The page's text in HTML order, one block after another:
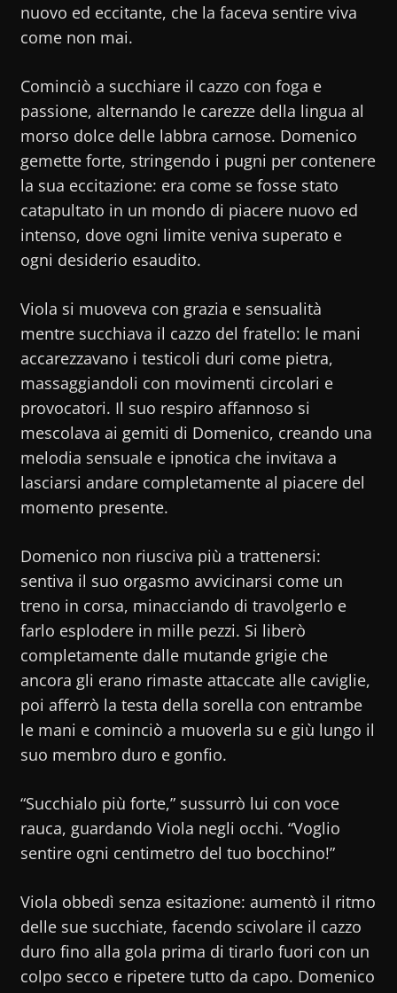
nuovo ed eccitante, che la faceva sentire viva
come non mai.
Cominciò a succhiare il cazzo con foga e
passione, alternando le carezze della lingua al
morso dolce delle labbra carnose. Domenico
gemette forte, stringendo i pugni per contenere
la sua eccitazione: era come se fosse stato
catapultato in un mondo di piacere nuovo ed
intenso, dove ogni limite veniva superato e
ogni desiderio esaudito.
Viola si muoveva con grazia e sensualità
mentre succhiava il cazzo del fratello: le mani
accarezzavano i testicoli duri come pietra,
massaggiandoli con movimenti circolari e
provocatori. Il suo respiro affannoso si
mescolava ai gemiti di Domenico, creando una
melodia sensuale e ipnotica che invitava a
lasciarsi andare completamente al piacere del
momento presente.
Domenico non riusciva più a trattenersi:
sentiva il suo orgasmo avvicinarsi come un
treno in corsa, minacciando di travolgerlo e
farlo esplodere in mille pezzi. Si liberò
completamente dalle mutande grigie che
ancora gli erano rimaste attaccate alle caviglie,
poi afferrò la testa della sorella con entrambe
le mani e cominciò a muoverla su e giù lungo il
suo membro duro e gonfio.
“Succhialo più forte,” sussurrò lui con voce
rauca, guardando Viola negli occhi. “Voglio
sentire ogni centimetro del tuo bocchino!”
Viola obbedì senza esitazione: aumentò il ritmo
delle sue succhiate, facendo scivolare il cazzo
duro fino alla gola prima di tirarlo fuori con un
colpo secco e ripetere tutto da capo. Domenico